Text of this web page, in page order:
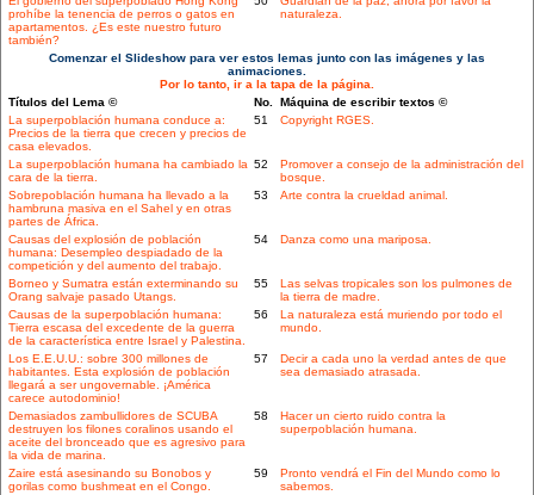
prohíbe la tenencia de perros o gatos en
apartamentos. ¿Es este nuestro futuro
también?
naturaleza.
Comenzar el Slideshow para ver estos lemas junto con las imágenes y las
animaciones.
Por lo tanto, ir a la tapa de la página.
Títulos del Lema ©
No. Máquina de escribir textos ©
La superpoblación humana conduce a:
Precios de la tierra que crecen y precios de
casa elevados.
51 Copyright RGES.
La superpoblación humana ha cambiado la
cara de la tierra.
52
Promover a consejo de la administración del
bosque.
Sobrepoblación humana ha llevado a la
hambruna masiva en el Sahel y en otras
partes de África.
53 Arte contra la crueldad animal.
Causas del explosión de población
humana: Desempleo despiadado de la
competición y del aumento del trabajo.
54 Danza como una mariposa.
Borneo y Sumatra están exterminando su
Orang salvaje pasado Utangs.
55
Las selvas tropicales son los pulmones de
la tierra de madre.
Causas de la superpoblación humana:
Tierra escasa del excedente de la guerra
de la característica entre Israel y Palestina.
56
La naturaleza está muriendo por todo el
mundo.
Los E.E.U.U.: sobre 300 millones de
habitantes. Esta explosión de población
llegará a ser ungovernable. ¡América
carece autodominio!
57
Decir a cada uno la verdad antes de que
sea demasiado atrasada.
Demasiados zambullidores de SCUBA
destruyen los filones coralinos usando el
aceite del bronceado que es agresivo para
la vida de marina.
58
Hacer un cierto ruido contra la
superpoblación humana.
Zaire está asesinando su Bonobos y
gorilas como bushmeat en el Congo.
59
Pronto vendrá el Fin del Mundo como lo
sabemos.